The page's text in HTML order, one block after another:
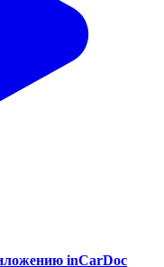
inCarDoc